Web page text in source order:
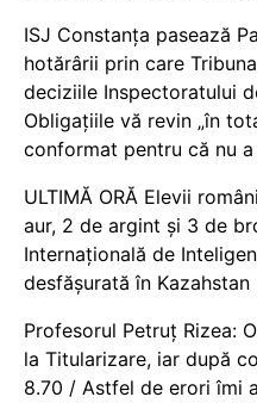
ISJ Constanța pasează
hotărârii prin care
deciziile Inspectoratului
Obligațiile vă revin „în
conformat pentru că nu
ULTIMĂ ORĂ Elevii
aur, 2 de argint și 3 de
Internațională de
desfășurată în Kazahstan
Profesorul Petruț Rizea:
la Titularizare, iar după
8.70 / Astfel de erori îmi